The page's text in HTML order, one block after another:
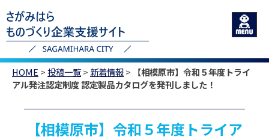
HOME >投稿一覧> 新着情報>
【相模原市】令和５年度トライ
アル発注認定制度 認定製品カタログを発刊しました！
【相模原市】令和５年度トライア